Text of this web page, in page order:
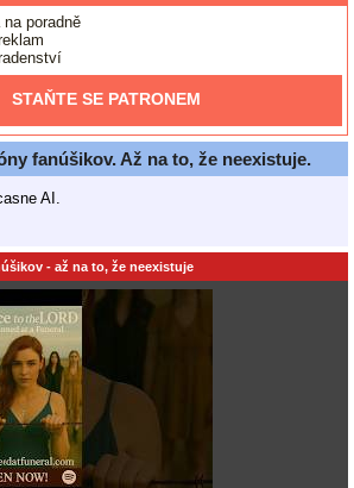
poradně
STAŇTE SE PATRONEM
fanúšikov. Až na to, že neexistuje.
AI.
- až na to, že neexistuje